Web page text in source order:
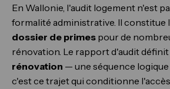
En Wallonie, l'audit logement n'est
formalité administrative. Il constitue
dossier de primes pour de
rénovation. Le rapport d'audit définit
rénovation — une séquence
c'est ce trajet qui conditionne